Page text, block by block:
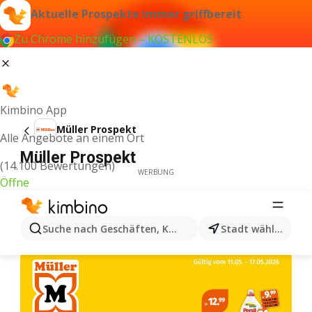
Aktuelle Prospekte immer griffbereit
Zu Chrome hinzufügen – KOSTENLOS
Kimbino App
Alle Angebote an einem Ort
(14.100 Bewertungen)
Öffne
Suche nach Geschäften, Kategorien, Produkten...
Stadt wählen
Müller Prospekt
Müller Prospekt
WERBUNG